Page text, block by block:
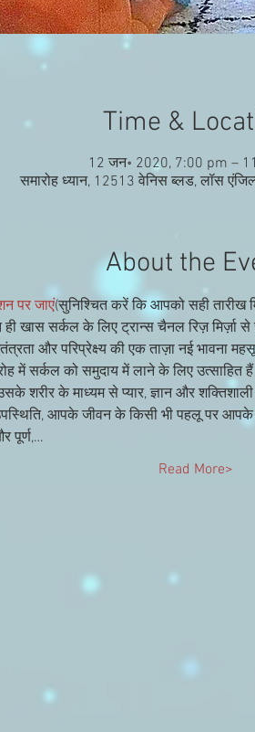
Time &
12 जन॰ 2020, 7:00 pm –
समारोह ध्यान, 12513 वेनिस ब्लड, लॉस
About the
पर जाएं(सुनिश्चित करें कि आपको सही तारीख
खास सर्कल के लिए ट्रान्स चैनल रिज़ मिर्ज़ा
और परिप्रेक्ष्य की एक ताज़ा नई
में सर्कल को समुदाय में लाने के लिए उत्साहित
उसके शरीर के माध्यम से प्यार, ज्ञान और
आपके जीवन के किसी भी पहलू पर आपके
पूर्ण,…
Read More>